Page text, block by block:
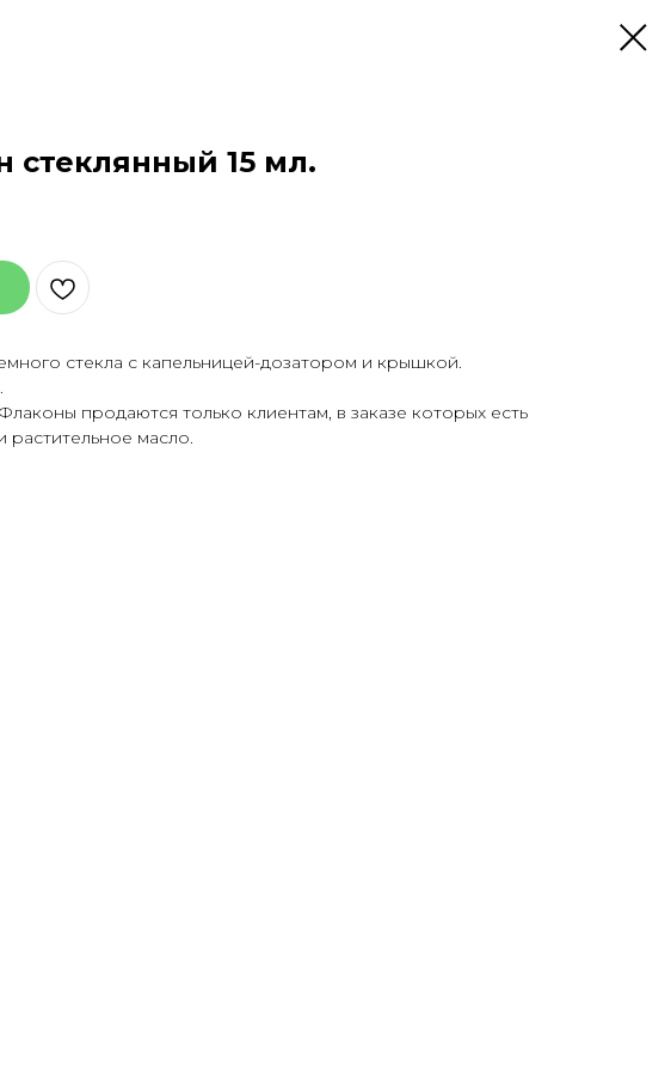
стеклянный 15 мл.
стекла с капельницей-дозатором и крышкой.
Флаконы продаются только клиентам, в заказе которых есть
растительное масло.